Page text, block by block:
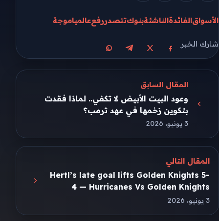
الأسواقالفائدةالناشئةبنوكتتصدررفععالمياموجة
شارك الخبر
مشاركة على فيسبوك
مشاركة على Xمشاركة على تيليجرام
مشاركة على واتساب
المقال السابق
وعود البيت الأبيض لا تكفي.. لماذا فقدت
بتكوين زخمها في عهد ترمب؟
3 يونيو، 2026
المقال التالي
Hertl’s late goal lifts Golden Knights 5-
4 — Hurricanes Vs Golden Knights
3 يونيو، 2026